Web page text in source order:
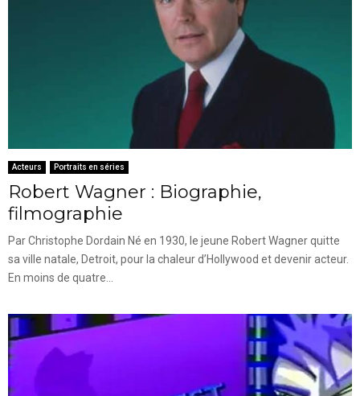
Acteurs Portraits en séries
Robert Wagner : Biographie,
filmographie
Par Christophe Dordain Né en 1930, le jeune Robert Wagner quitte
sa ville natale, Detroit, pour la chaleur d’Hollywood et devenir acteur.
En moins de quatre...